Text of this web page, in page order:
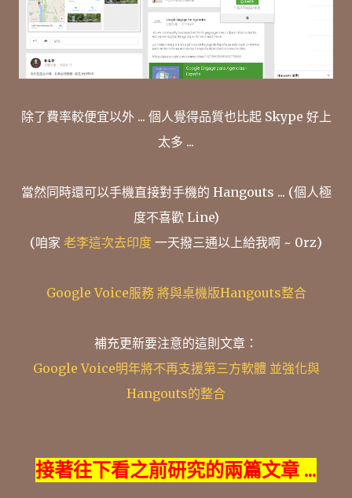
除了費率較便宜以外 ... 個人覺得品質也比起 Skype 好上
太多 ...
當然同時還可以手機直接對手機的 Hangouts ... (個人極
度不喜歡 Line)
(咱家 老李這次去印度 一天撥三通以上給我啊 ~ 0rz)
Google Voice服務 將與桌機版Hangouts整合
補充更新要注意的這則文章：
Google Voice明年將不再支援第三方軟體 並強化與
Hangouts的整合
接著往下看之前研究的兩篇文章 ...